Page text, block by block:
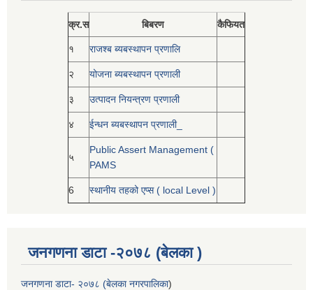
क्र.स बिबरण कैफियत
१ राजश्ब ब्यबस्थापन प्रणालि
२ योजना ब्यबस्थापन प्रणाली
३ उत्पादन नियन्त्रण प्रणाली
४ ईन्धन ब्यबस्थापन प्रणाली_
५
Public Assert Management (
PAMS
6 स्थानीय तहको एप्स ( local Level )
जनगणना डाटा -२०७८ (बेलका )
जनगणना डाटा- २०७८ (बेलका नगरपालिका)